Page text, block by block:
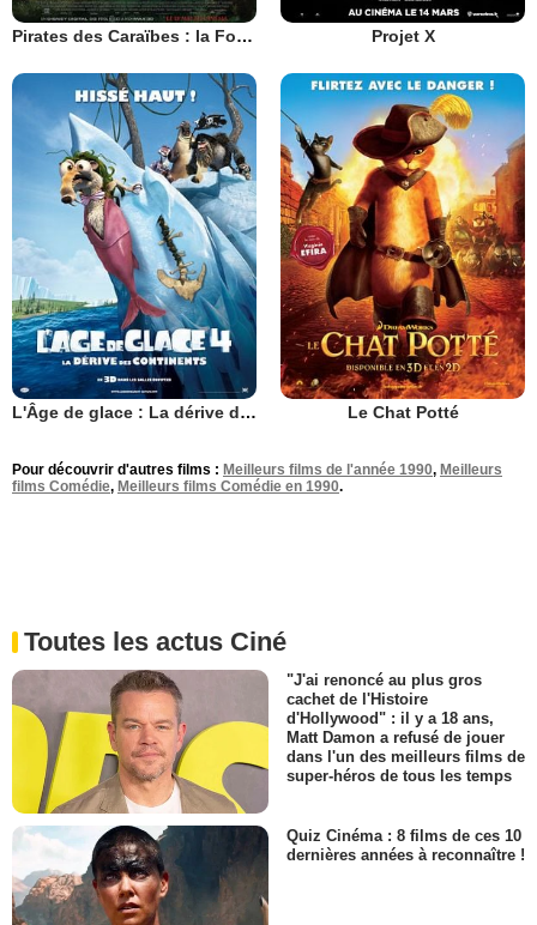
Pirates des Caraïbes : la Fontaine de Jouvence Projet X
L'Âge de glace : La dérive des continents Le Chat Potté
Pour découvrir d'autres films : Meilleurs films de l'année 1990, Meilleurs
films Comédie, Meilleurs films Comédie en 1990.
Toutes les actus Ciné
"J'ai renoncé au plus gros
cachet de l'Histoire
d'Hollywood" : il y a 18 ans,
Matt Damon a refusé de jouer
dans l'un des meilleurs films de
super-héros de tous les temps
Quiz Cinéma : 8 films de ces 10
dernières années à reconnaître !